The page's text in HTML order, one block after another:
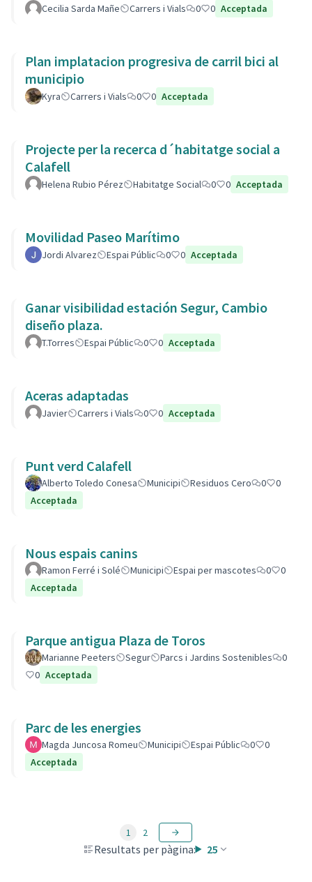
Cecilia Sarda Mañe Carrers i Vials 0 0 Acceptada
Plan implatacion progresiva de carril bici al
municipio
Kyra Carrers i Vials 0 0 Acceptada
Projecte per la recerca d´habitatge social a
Calafell
Helena Rubio Pérez Habitatge Social 0 0 Acceptada
Movilidad Paseo Marítimo
Jordi Alvarez Espai Públic 0 0 Acceptada
Ganar visibilidad estación Segur, Cambio
diseño plaza.
T.Torres Espai Públic 0 0 Acceptada
Aceras adaptadas
Javier Carrers i Vials 0 0 Acceptada
Punt verd Calafell
Alberto Toledo Conesa Municipi Residuos Cero 0
0
Acceptada
Nous espais canins
Ramon Ferré i Solé Municipi Espai per mascotes 0
0
Acceptada
Parque antigua Plaza de Toros
Marianne Peeters Segur Parcs i Jardins Sostenibles
0
0 Acceptada
Parc de les energies
Magda Juncosa Romeu Municipi Espai Públic 0
0
Acceptada
Resultats per pàgina: 25
1 2